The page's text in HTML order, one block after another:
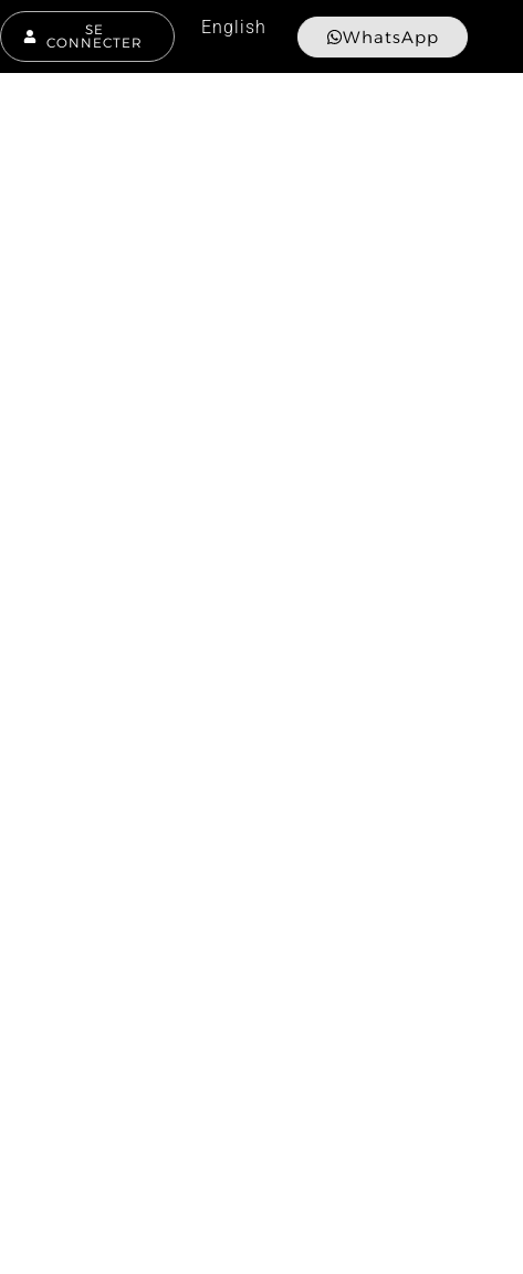
SE
CONNECTER
English WhatsApp